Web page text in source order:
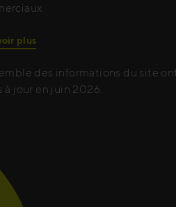
plus
des informations du site
à jour en juin 2026.